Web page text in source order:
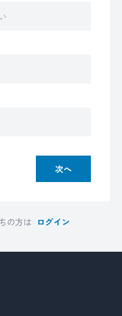
次へ
の方は ログイン